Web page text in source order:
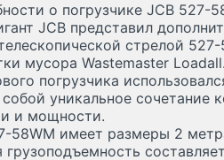
о погрузчике JCB 527-
JCB представил
стрелой
мусора Wastemaster
погрузчика
собой уникальное сочетание
и мощности.
58WM имеет размеры 2
грузоподъемность